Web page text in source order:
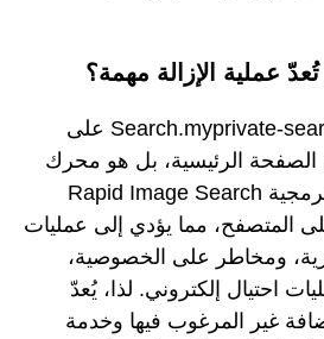
تُعدّ عملية الإزالة مهمة؟
لا يقتصر دور Search.myprivate-search.com على
الرئيسية، بل هو محرك
بحث مزيف تروج له برمجية Rapid Image Search
المتصفح، مما يؤدي إلى عمليات
ومخاطر على الخصوصية،
احتيال إلكتروني. لذا، يُعدّ
غير المرغوب فيها وخدمة